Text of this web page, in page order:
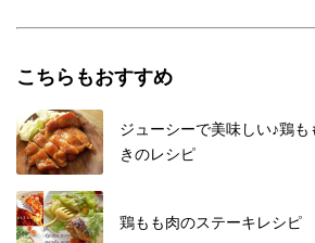
こちらもおすすめ
ジューシーで美味しい♪鶏
きのレシピ
鶏もも肉のステーキレシピ